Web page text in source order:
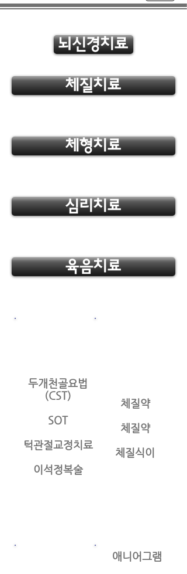
체질치료
체형치료
심리치료
육음치료
뇌신경치료
두개천골요법
(CST)
SOT
턱관절교정치료
이석정복술
체질약
체질약
체질식이
애니어그램